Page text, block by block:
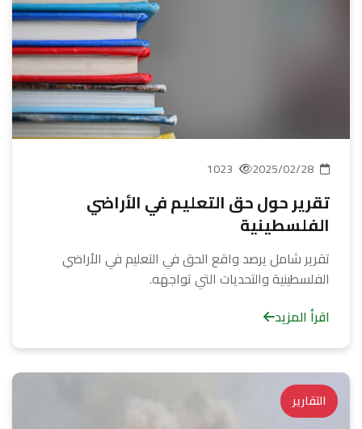
تقرير حول حق التعليم في الأراضي
الفلسطينية
تقرير شامل يرصد واقع الحق في التعليم في الأراضي
الفلسطينية والتحديات التي تواجهه.
اقرأ المزيد
التقارير